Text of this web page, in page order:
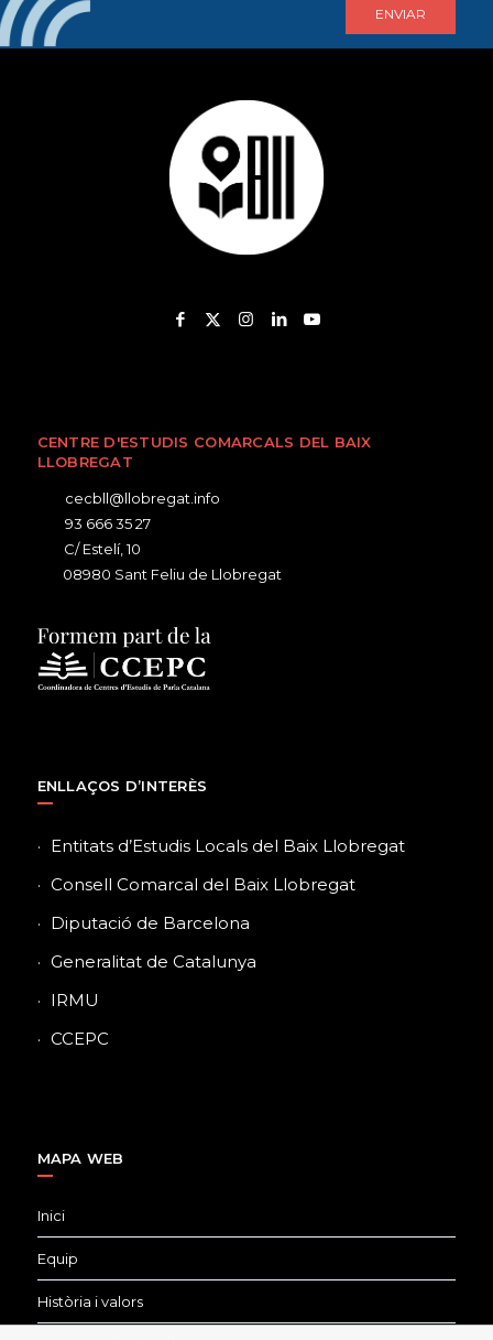
CENTRE D'ESTUDIS COMARCALS DEL BAIX
LLOBREGAT
cecbll@llobregat.info
93 666 35 27
C/ Estelí, 10
08980 Sant Feliu de Llobregat
ENLLAÇOS D’INTERÈS
Entitats d’Estudis Locals del Baix Llobregat
Consell Comarcal del Baix Llobregat
Diputació de Barcelona
Generalitat de Catalunya
IRMU
CCEPC
MAPA WEB
Inici
Equip
Història i valors